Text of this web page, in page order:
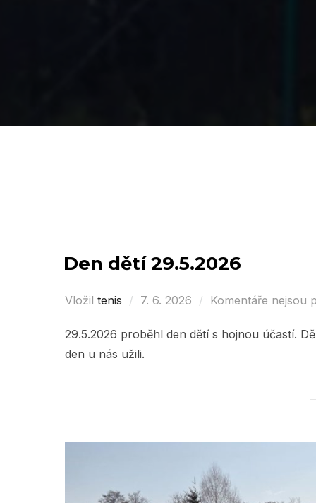
Den dětí 29.5.2026
Vložil tenis
Posted
7. 6. 2026 Komentáře nejsou
29.5.2026 proběhl den dětí s hojnou účastí.
den u nás užili.